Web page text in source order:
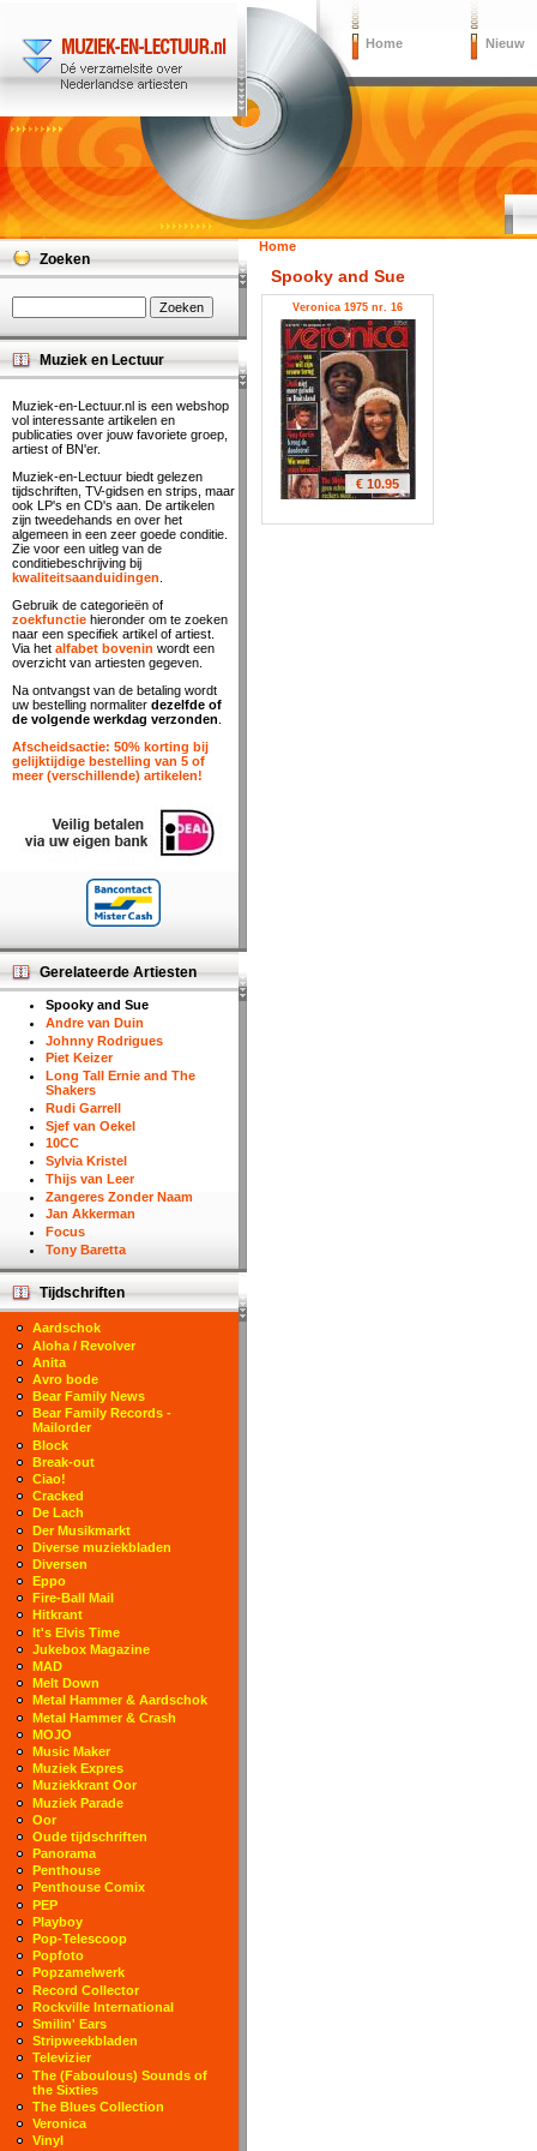
Home Nieuw
Home
Spooky and Sue
Veronica 1975 nr. 16
€ 10.95
Zoeken
Muziek en Lectuur
Muziek-en-Lectuur.nl is een webshop
vol interessante artikelen en
publicaties over jouw favoriete groep,
artiest of BN'er.
Muziek-en-Lectuur biedt gelezen
tijdschriften, TV-gidsen en strips, maar
ook LP's en CD's aan. De artikelen
zijn tweedehands en over het
algemeen in een zeer goede conditie.
Zie voor een uitleg van de
conditiebeschrijving bij
kwaliteitsaanduidingen
Gebruik de categorieën of
zoekfunctie hieronder om te zoeken
naar een specifiek artikel of artiest.
Via het alfabet bovenin wordt een
overzicht van artiesten gegeven.
Na ontvangst van de betaling wordt
uw bestelling normaliter dezelfde of
de volgende werkdag verzonden
Afscheidsactie: 50% korting bij
gelijktijdige bestelling van 5 of
meer (verschillende) artikelen!
Gerelateerde Artiesten
Spooky and Sue
Andre van Duin
Johnny Rodrigues
Piet Keizer
Long Tall Ernie and The
Shakers
Rudi Garrell
Sjef van Oekel
10CC
Sylvia Kristel
Thijs van Leer
Zangeres Zonder Naam
Jan Akkerman
Focus
Tony Baretta
Tijdschriften
Aardschok
Aloha / Revolver
Anita
Avro bode
Bear Family News
Bear Family Records -
Mailorder
Block
Break-out
Ciao!
Cracked
De Lach
Der Musikmarkt
Diverse muziekbladen
Diversen
Eppo
Fire-Ball Mail
Hitkrant
It's Elvis Time
Jukebox Magazine
MAD
Melt Down
Metal Hammer & Aardschok
Metal Hammer & Crash
MOJO
Music Maker
Muziek Expres
Muziekkrant Oor
Muziek Parade
Oor
Oude tijdschriften
Panorama
Penthouse
Penthouse Comix
PEP
Playboy
Pop-Telescoop
Popfoto
Popzamelwerk
Record Collector
Rockville International
Smilin' Ears
Stripweekbladen
Televizier
The (Faboulous) Sounds of
the Sixties
The Blues Collection
Veronica
Vinyl